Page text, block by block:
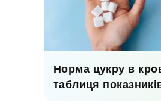
Норма цукру в
таблиця